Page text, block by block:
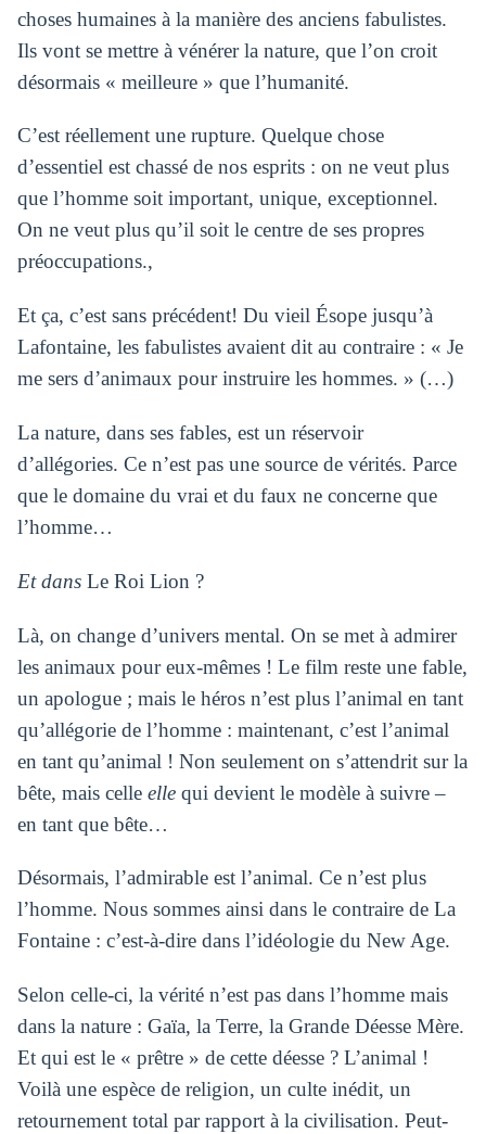
choses humaines à la manière des anciens fabulistes.
Ils vont se mettre à vénérer la nature, que l’on croit
désormais « meilleure » que l’humanité.
C’est réellement une rupture. Quelque chose
d’essentiel est chassé de nos esprits : on ne veut plus
que l’homme soit important, unique, exceptionnel.
On ne veut plus qu’il soit le centre de ses propres
préoccupations.,
Et ça, c’est sans précédent! Du vieil Ésope jusqu’à
Lafontaine, les fabulistes avaient dit au contraire : « Je
me sers d’animaux pour instruire les hommes. » (…)
La nature, dans ses fables, est un réservoir
d’allégories. Ce n’est pas une source de vérités. Parce
que le domaine du vrai et du faux ne concerne que
l’homme…
Et dans Le Roi Lion ?
Là, on change d’univers mental. On se met à admirer
les animaux pour eux-mêmes ! Le film reste une fable,
un apologue ; mais le héros n’est plus l’animal en tant
qu’allégorie de l’homme : maintenant, c’est l’animal
en tant qu’animal ! Non seulement on s’attendrit sur la
bête, mais celle ellequi devient le modèle à suivre –
en tant que bête…
Désormais, l’admirable est l’animal. Ce n’est plus
l’homme. Nous sommes ainsi dans le contraire de La
Fontaine : c’est-à-dire dans l’idéologie du New Age.
Selon celle-ci, la vérité n’est pas dans l’homme mais
dans la nature : Gaïa, la Terre, la Grande Déesse Mère.
Et qui est le « prêtre » de cette déesse ? L’animal !
Voilà une espèce de religion, un culte inédit, un
retournement total par rapport à la civilisation. Peut-